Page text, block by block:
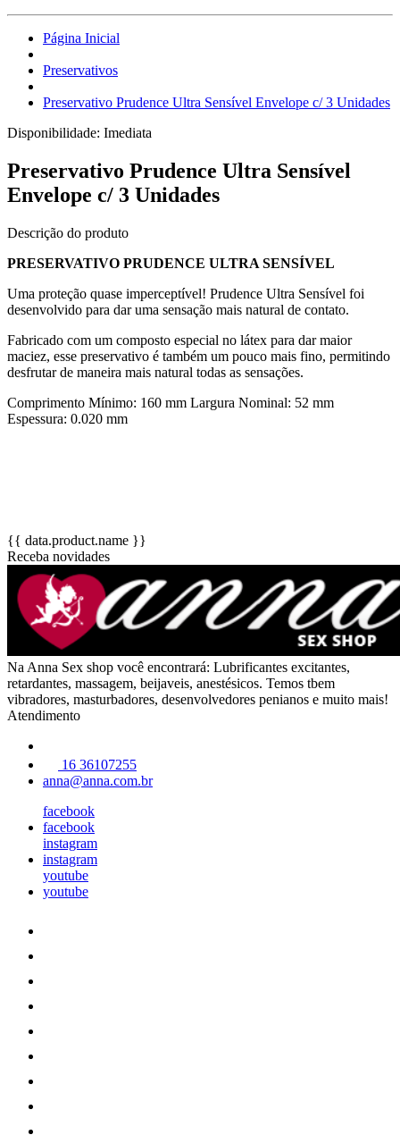
Página Inicial
Preservativos
Preservativo Prudence Ultra Sensível Envelope c/ 3 Unidades
Disponibilidade: Imediata
Preservativo Prudence Ultra Sensível
Envelope c/ 3 Unidades
Descrição do produto
PRESERVATIVO PRUDENCE ULTRA SENSÍVEL
Uma proteção quase imperceptível! Prudence Ultra Sensível foi
desenvolvido para dar uma sensação mais natural de contato.
Fabricado com um composto especial no látex para dar maior
maciez, esse preservativo é também um pouco mais fino, permitindo
desfrutar de maneira mais natural todas as sensações.
Comprimento Mínimo: 160 mm Largura Nominal: 52 mm
Espessura: 0.020 mm
{{ data.product.name }}
Receba novidades
Na Anna Sex shop você encontrará: Lubrificantes excitantes,
retardantes, massagem, beijaveis, anestésicos. Temos tbem
vibradores, masturbadores, desenvolvedores penianos e muito mais!
Atendimento
16 36107255
anna@anna.com.br
facebook
facebook
instagram
instagram
youtube
youtube